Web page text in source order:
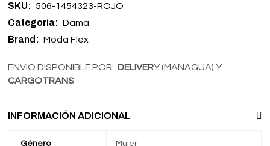
SKU: 506-1454323-ROJO
Categoría: Dama
Brand: Moda Flex
ENVIO DISPONIBLE POR: DELIVERY (MANAGUA) Y
CARGOTRANS
INFORMACIÓN ADICIONAL
Género Mujer